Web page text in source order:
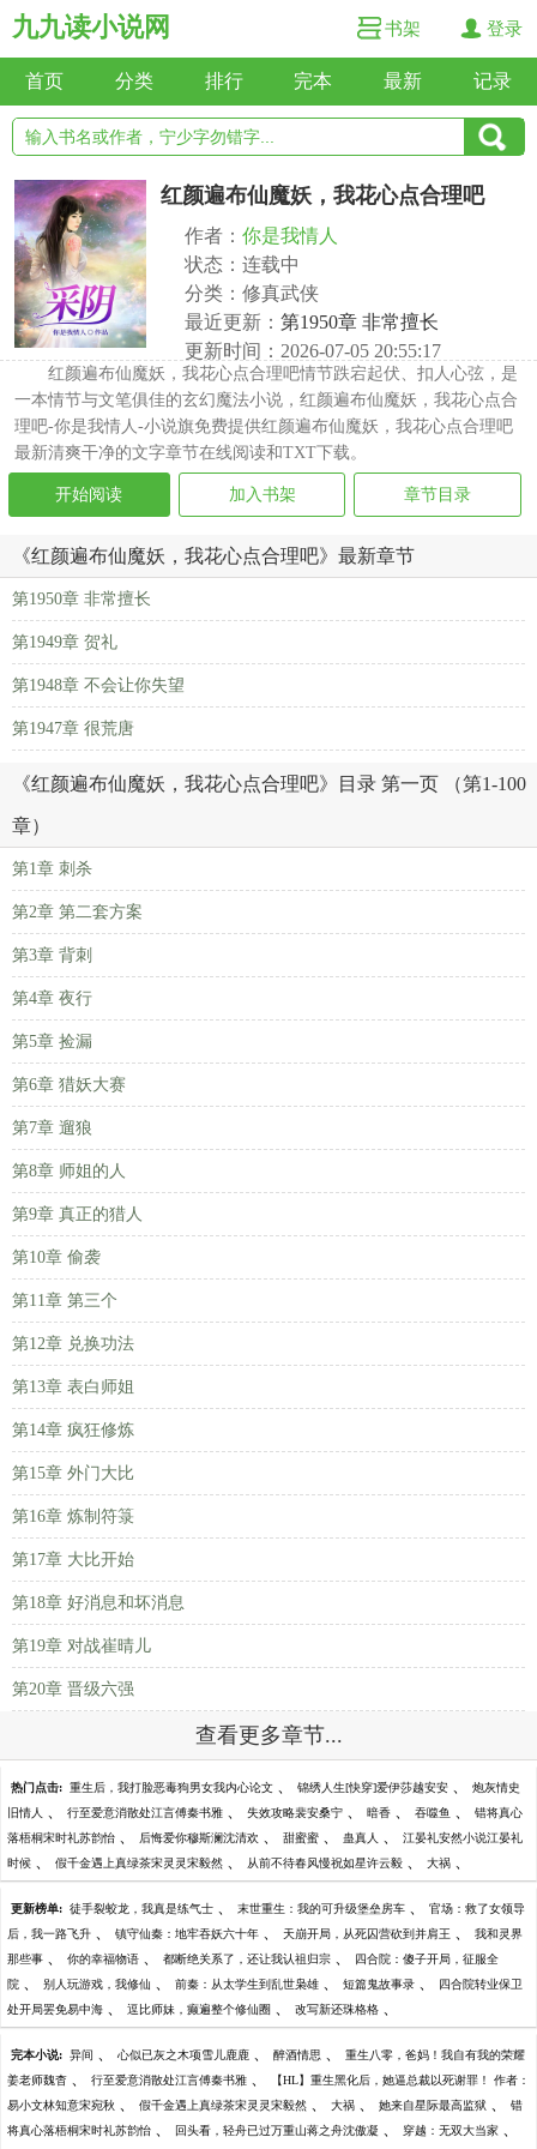
九九读小说网 书架 登录
首页 分类 排行 完本 最新 记录
红颜遍布仙魔妖，我花心点合理吧
作者： 你是我情人
状态：连载中
分类：修真武侠
最近更新： 第1950章 非常擅长
更新时间：2026-07-05 20:55:17
红颜遍布仙魔妖，我花心点合理吧情节跌宕起伏、扣人心弦，是
一本情节与文笔俱佳的玄幻魔法小说，红颜遍布仙魔妖，我花心点合
理吧-你是我情人-小说旗免费提供红颜遍布仙魔妖，我花心点合理吧
最新清爽干净的文字章节在线阅读和TXT下载。
开始阅读 加入书架 章节目录
《红颜遍布仙魔妖，我花心点合理吧》最新章节
第1950章 非常擅长
第1949章 贺礼
第1948章 不会让你失望
第1947章 很荒唐
《红颜遍布仙魔妖，我花心点合理吧》目录 第一页 （第1-100
章）
第1章 刺杀
第2章 第二套方案
第3章 背刺
第4章 夜行
第5章 捡漏
第6章 猎妖大赛
第7章 遛狼
第8章 师姐的人
第9章 真正的猎人
第10章 偷袭
第11章 第三个
第12章 兑换功法
第13章 表白师姐
第14章 疯狂修炼
第15章 外门大比
第16章 炼制符箓
第17章 大比开始
第18章 好消息和坏消息
第19章 对战崔晴儿
第20章 晋级六强
查看更多章节...
热门点击: 重生后，我打脸恶毒狗男女我内心论文 、 锦绣人生[快穿]爱伊莎越安安 、 炮灰情史
旧情人 、 行至爱意消散处江言傅秦书雅 、 失效攻略裴安桑宁 、 暗香 、 吞噬鱼 、 错将真心
落梧桐宋时礼苏韵怡 、 后悔爱你穆斯澜沈清欢 、 甜蜜蜜 、 蛊真人 、 江晏礼安然小说江晏礼
时候 、 假千金遇上真绿茶宋灵灵宋毅然 、 从前不待春风慢祝如星许云毅 、 大祸 、
更新榜单: 徒手裂蛟龙，我真是练气士 、 末世重生：我的可升级堡垒房车 、 官场：救了女领导
后，我一路飞升 、 镇守仙秦：地牢吞妖六十年 、 天崩开局，从死囚营砍到并肩王 、 我和灵界
那些事 、 你的幸福物语 、 都断绝关系了，还让我认祖归宗 、 四合院：傻子开局，征服全
院 、 别人玩游戏，我修仙 、 前秦：从太学生到乱世枭雄 、 短篇鬼故事录 、 四合院转业保卫
处开局罢免易中海 、 逗比师妹，癫遍整个修仙圈 、 改写新还珠格格 、
完本小说: 异间 、 心似已灰之木项雪儿鹿鹿 、 醉酒情思 、 重生八零，爸妈！我自有我的荣耀
姜老师魏杳 、 行至爱意消散处江言傅秦书雅 、 【HL】重生黑化后，她逼总裁以死谢罪！ 作者：
易小文林知意宋宛秋 、 假千金遇上真绿茶宋灵灵宋毅然 、 大祸 、 她来自星际最高监狱 、 错
将真心落梧桐宋时礼苏韵怡 、 回头看，轻舟已过万重山蒋之舟沈傲凝 、 穿越：无双大当家 、